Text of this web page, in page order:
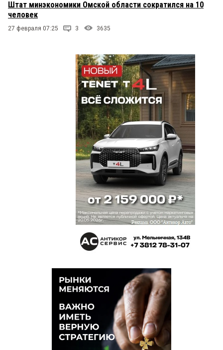
Штат минэкономики Омской области сократился на 10
человек
27 февраля 07:25 3 3635